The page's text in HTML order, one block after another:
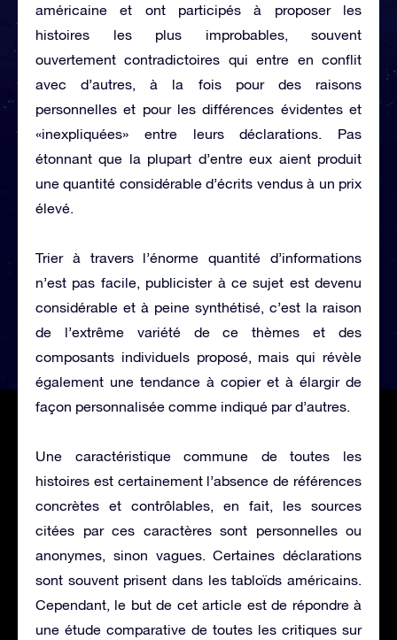
américaine et ont participés à proposer les
histoires les plus improbables, souvent
ouvertement contradictoires qui entre en conflit
avec d’autres, à la fois pour des raisons
personnelles et pour les différences évidentes et
«inexpliquées» entre leurs déclarations. Pas
étonnant que la plupart d’entre eux aient produit
une quantité considérable d’écrits vendus à un prix
élevé.
Trier à travers l’énorme quantité d’informations
n’est pas facile, publicister à ce sujet est devenu
considérable et à peine synthétisé, c’est la raison
de l’extrême variété de ce thèmes et des
composants individuels proposé, mais qui révèle
également une tendance à copier et à élargir de
façon personnalisée comme indiqué par d’autres.
Une caractéristique commune de toutes les
histoires est certainement l’absence de références
concrètes et contrôlables, en fait, les sources
citées par ces caractères sont personnelles ou
anonymes, sinon vagues. Certaines déclarations
sont souvent prisent dans les tabloïds américains.
Cependant, le but de cet article est de répondre à
une étude comparative de toutes les critiques sur